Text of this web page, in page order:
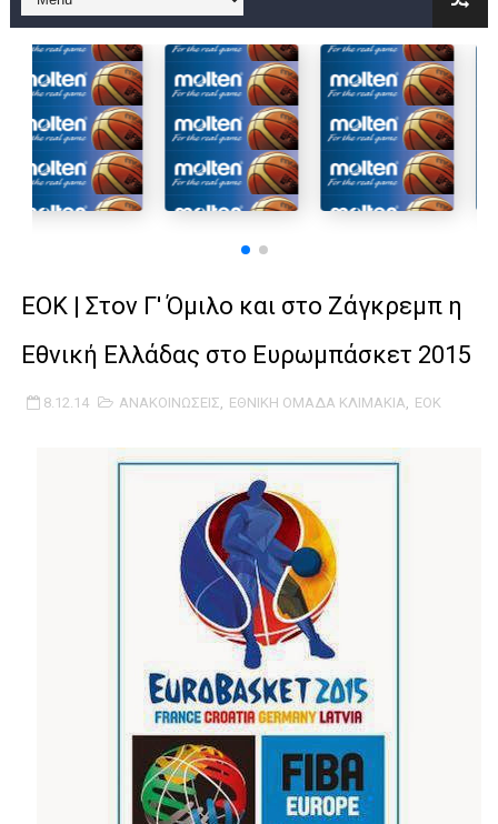
B ΕΦΗΒΩΝ F4 : Χάλκινο το Πέρα 71-56 την Δραπετσώνα στον
Στην National League 2 ο Μανδραϊκός 83-72 τον Εθνικό
Live streaming ΜΠΑΡΑΖ ΑΝΟΔΟΥ ΣΤΗΝ NL 2 : ΑΥΡΙΟ
Β΄ ΕΦΗΒΩΝ F4 : Εντυπωσιακός ο Ρέντης στον τελικό 104-77
TEΛΙΚΟΣ ΚΥΠΕΛΛΟΥ: Κυπελλούχος ο Μανδραϊκός σε ματς
ΧΡΟΝΙΑ ΠΟΛΛΑ ΣΤΟ ΕΛΛΗΝΙΚΟ ΜΠΑΣΚΕΤ : 39Η ΕΠΕΤΕΙΟΣ ΑΠΟ
Ο δρόμος για τον 29ο τελικό κυπέλλου ανδρών ΕΣΚΑΝΑ
U21: Τεράστια πρόκριση για τον Πανελευσινιακό στον
Γ΄ανδρών play offs : "Σκληρό" καρύδι η Φιλία Περάματος
Play off B εφήβων Β φάση Στο f4 ΑΕ Ρέντη, Πέρα , Ερμής
EOK | Στον Γ' Όμιλο και στο Ζάγκρεμπ η
Εθνική Ελλάδας στο Ευρωμπάσκετ 2015
8.12.14 ΑΝΑΚΟΙΝΩΣΕΙΣ, ΕΘΝΙΚΗ ΟΜΑΔΑ ΚΛΙΜΑΚΙΑ, ΕΟΚ